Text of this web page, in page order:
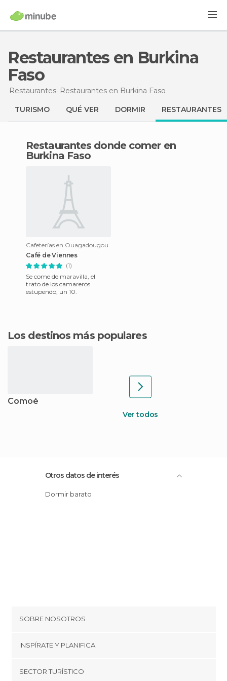
Restaurantes en Burkina
Faso
Restaurantes Restaurantes en Burkina Faso
TURISMO QUÉ VER DORMIR RESTAURANTES
Restaurantes donde comer en
Burkina Faso
Cafeterías en Ouagadougou
Café de Viennes
(1)
Se come de maravilla, el
trato de los camareros
estupendo, un 10.
Los destinos más populares
Comoé
Ver todos
Otros datos de interés
Dormir barato
SOBRE NOSOTROS
Cookies
Términos y condiciones
INSPÍRATE Y PLANIFICA
SECTOR TURÍSTICO